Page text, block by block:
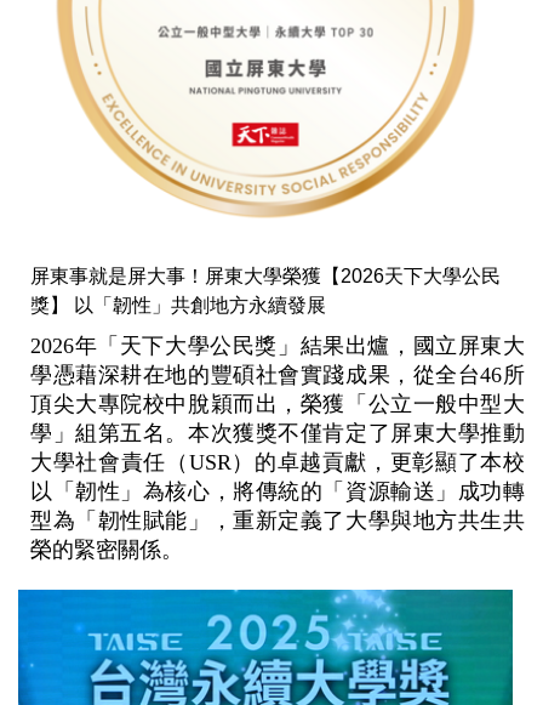
屏東事就是屏大事！屏東大學榮獲【2026天下大學公民
獎】 以「韌性」共創地方永續發展
2026年「天下大學公民獎」結果出爐，國立屏東大
學憑藉深耕在地的豐碩社會實踐成果，從全台46所
頂尖大專院校中脫穎而出，榮獲「公立一般中型大
學」組第五名。本次獲獎不僅肯定了屏東大學推動
大學社會責任（USR）的卓越貢獻，更彰顯了本校
以「韌性」為核心，將傳統的「資源輸送」成功轉
型為「韌性賦能」，重新定義了大學與地方共生共
榮的緊密關係。